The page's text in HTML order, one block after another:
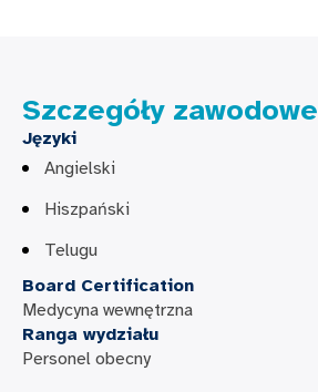
Szczegóły zawodowe
Języki
Angielski
Hiszpański
Telugu
Board Certification
Medycyna wewnętrzna
Ranga wydziału
Personel obecny